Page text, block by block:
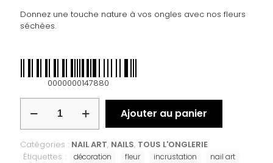
Donnez une touche nature à vos ongles avec nos fleurs
séchées.
0000000147880
Ajouter au panier
Catégories : NAIL ART, NAILS, TOUS L'ONGLERIE
Étiquettes :
décoration fleur incrustation
nail art